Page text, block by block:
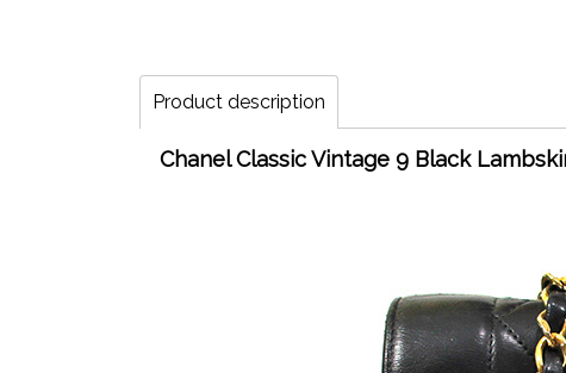
Product description
Chanel Classic Vintage 9 Black